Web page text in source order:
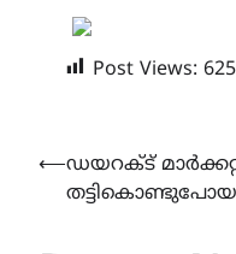
Post Views: 625
Post
navigation
⟵ഡയറക്ട്
തട്ടികൊണ്ടുപോയ